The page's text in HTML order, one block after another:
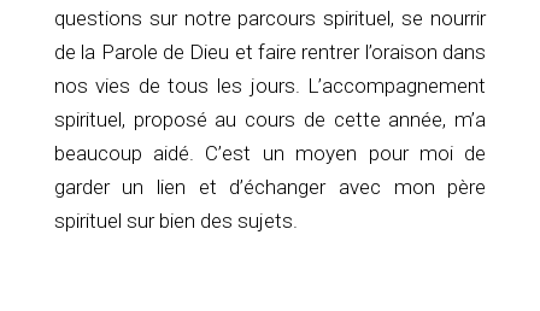
questions sur notre parcours spirituel, se nourrir
de la Parole de Dieu et faire rentrer l’oraison dans
nos vies de tous les jours. L’accompagnement
spirituel, proposé au cours de cette année, m’a
beaucoup aidé. C’est un moyen pour moi de
garder un lien et d’échanger avec mon père
spirituel sur bien des sujets.